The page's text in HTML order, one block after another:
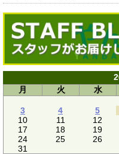
月
火 水
3
4 5
10
11 12
17
18 19
24
25 26
31